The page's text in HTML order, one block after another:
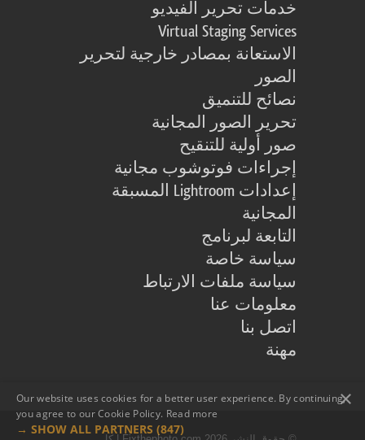
خدمات تحرير الفيديو
Virtual Staging Services
الاستعانة بمصادر خارجية لتحرير
الصور
نصائح للتنميق
تحرير الصور المجانية
صور أولية للتنقيح
إجراءات فوتوشوب مجانية
إعدادات Lightroom المسبقة
المجانية
التابعة لبرنامج
سياسة خاصة
سياسة ملفات الارتباط
معلومات عنا
اتصل بنا
مهنة
×
Our website uses cookies for a better user experience. By continuing,
you agree to our Cookie Policy. Read more
SHOW ALL PARTNERS (847) →